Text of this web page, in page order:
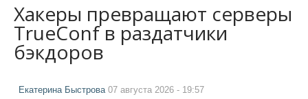
Хакеры превращают серверы
TrueConf в раздатчики
бэкдоров
Екатерина Быстрова07 августа 2026 - 19:57